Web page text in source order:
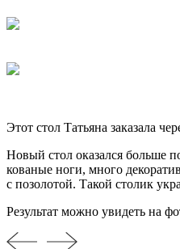
Этот стол Татьяна заказала
Новый стол оказался больше
кованые ноги, много
с позолотой. Такой столик
Результат можно увидеть на